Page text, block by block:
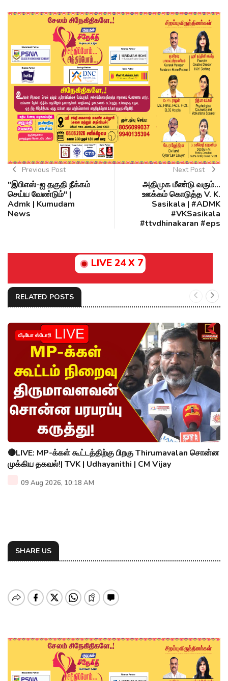
Previous Post
"இபிஎஸ்-ஐ தகுதி நீக்கம்
செய்ய வேண்டும்" |
Admk | Kumudam
News
Next Post
அதிமுக மீண்டு வரும்...
ஊக்கம் கொடுத்த V. K.
Sasikala | #ADMK
#VKSasikala
#ttvdhinakaran #eps
LIVE 24 X 7
RELATED POSTS
வீடியோ ஸ்டோரி
🔴LIVE: MP-க்கள் கூட்டத்திற்கு பிறகு Thirumavalan சொன்ன
முக்கிய தகவல்!| TVK | Udhayanithi | CM Vijay
09 Aug 2026, 10:18 AM
SHARE US